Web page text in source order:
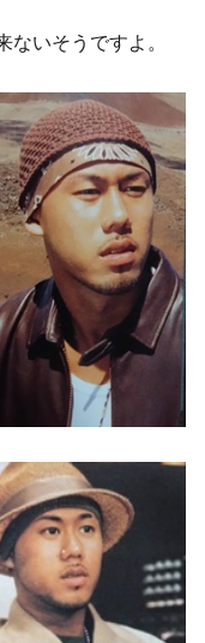
いそうですよ。